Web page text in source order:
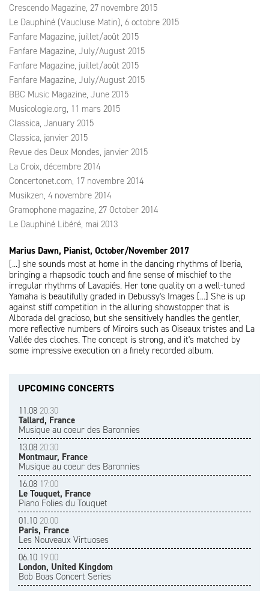
Crescendo Magazine, 27 novembre 2015
Le Dauphiné (Vaucluse Matin), 6 octobre 2015
Fanfare Magazine, juillet/août 2015
Fanfare Magazine, July/August 2015
Fanfare Magazine, juillet/août 2015
Fanfare Magazine, July/August 2015
BBC Music Magazine, June 2015
Musicologie.org, 11 mars 2015
Classica, January 2015
Classica, janvier 2015
Revue des Deux Mondes, janvier 2015
La Croix, décembre 2014
Concertonet.com, 17 novembre 2014
Musikzen, 4 novembre 2014
Gramophone magazine, 27 October 2014
Le Dauphiné Libéré, mai 2013
Marius Dawn, Pianist, October/November 2017
[...] she sounds most at home in the dancing rhythms of Iberia,
bringing a rhapsodic touch and fine sense of mischief to the
irregular rhythms of Lavapiés. Her tone quality on a well-tuned
Yamaha is beautifully graded in Debussy's Images [...] She is up
against stiff competition in the alluring showstopper that is
Alborada del gracioso, but she sensitively handles the gentler,
more reflective numbers of Miroirs such as Oiseaux tristes and La
Vallée des cloches. The concept is strong, and it's matched by
some impressive execution on a finely recorded album.
UPCOMING CONCERTS
11.08 20:30
Tallard, France
Musique au coeur des Baronnies
13.08 20:30
Montmaur, France
Musique au coeur des Baronnies
16.08 17:00
Le Touquet, France
Piano Folies du Touquet
01.10 20:00
Paris, France
Les Nouveaux Virtuoses
06.10 19:00
London, United Kingdom
Bob Boas Concert Series